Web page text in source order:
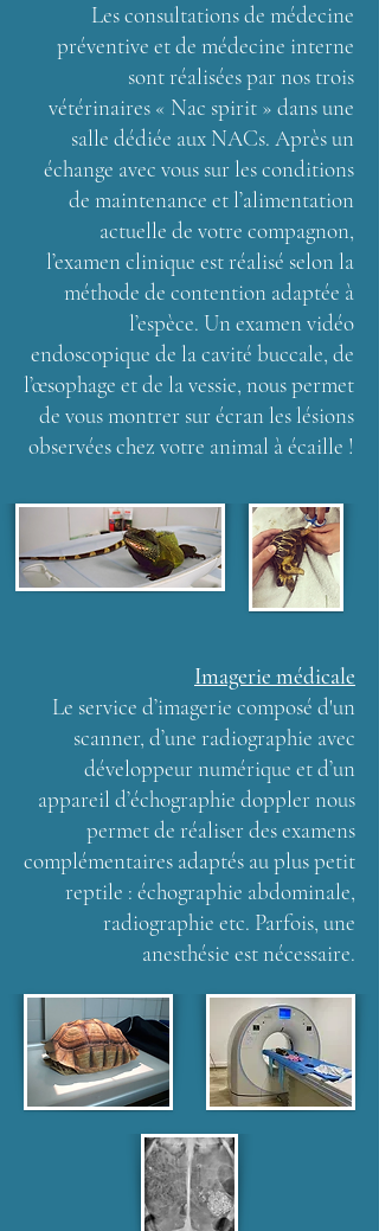
Les consultations de médecine
préventive et de médecine interne
sont réalisées par nos trois
vétérinaires « Nac spirit » dans une
salle dédiée aux NACs. Après un
échange avec vous sur les conditions
de maintenance et l’alimentation
actuelle de votre compagnon,
l’examen clinique est réalisé selon la
méthode de contention adaptée à
l’espèce. Un examen vidéo
endoscopique de la cavité buccale, de
l’œsophage et de la vessie, nous permet
de vous montrer sur écran les lésions
observées chez votre animal à écaille !
Imagerie médicale
Le service d’imagerie composé d'un
scanner, d’une radiographie avec
développeur numérique et d’un
appareil d’échographie doppler nous
permet de réaliser des examens
complémentaires adaptés au plus petit
reptile : échographie abdominale,
radiographie etc. Parfois, une
anesthésie est nécessaire.